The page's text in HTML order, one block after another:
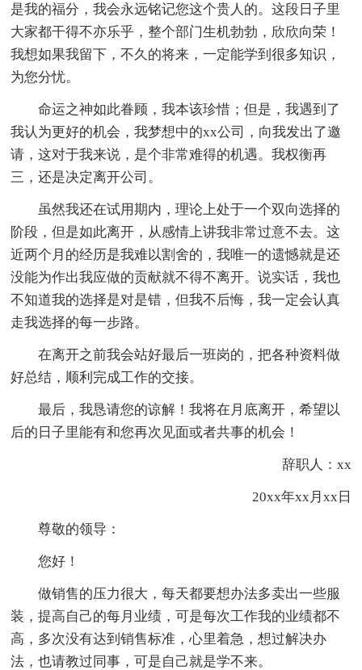
是我的福分，我会永远铭记您这个贵人的。这段日子里
大家都干得不亦乐乎，整个部门生机勃勃，欣欣向荣！
我想如果我留下，不久的将来，一定能学到很多知识，
为您分忧。
命运之神如此眷顾，我本该珍惜；但是，我遇到了
我认为更好的机会，我梦想中的xx公司，向我发出了邀
请，这对于我来说，是个非常难得的机遇。我权衡再
三，还是决定离开公司。
虽然我还在试用期内，理论上处于一个双向选择的
阶段，但是如此离开，从感情上讲我非常过意不去。这
近两个月的经历是我难以割舍的，我唯一的遗憾就是还
没能为作出我应做的贡献就不得不离开。说实话，我也
不知道我的选择是对是错，但我不后悔，我一定会认真
走我选择的每一步路。
在离开之前我会站好最后一班岗的，把各种资料做
好总结，顺利完成工作的交接。
最后，我恳请您的谅解！我将在月底离开，希望以
后的日子里能有和您再次见面或者共事的机会！
辞职人：xx
20xx年xx月xx日
尊敬的领导：
您好！
做销售的压力很大，每天都要想办法多卖出一些服
装，提高自己的每月业绩，可是每次工作我的业绩都不
高，多次没有达到销售标准，心里着急，想过解决办
法，也请教过同事，可是自己就是学不来。